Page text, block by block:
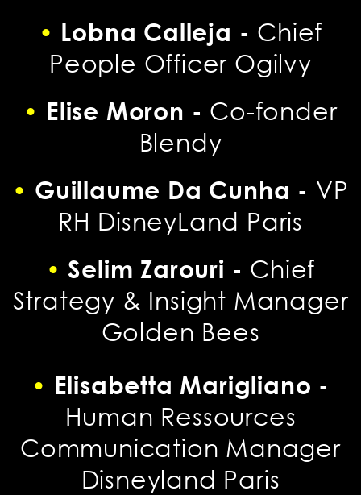
• Lobna Calleja - Chief
People Officer Ogilvy
• Elise Moron - Co-fonder
Blendy
• Guillaume Da Cunha - VP
RH DisneyLand Paris
•Selim Zarouri - Chief
Strategy & Insight Manager
Golden Bees
• Elisabetta Marigliano -
Human Ressources
Communication Manager
Disneyland Paris